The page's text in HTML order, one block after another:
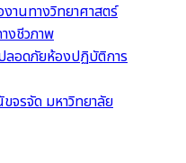
านทางวิทยาศาสตร์
งชีวภาพ
ลอดภัยห้องปฏิบัติการ
จรจัด มหาวิทยาลัย